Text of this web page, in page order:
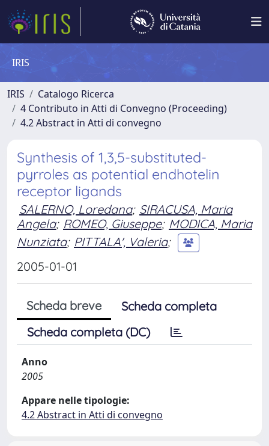
IRIS
IRIS
Catalogo Ricerca
4 Contributo in Atti di Convegno (Proceeding)
4.2 Abstract in Atti di convegno
Synthesis of 1,3,5-substituted-
pyrroles as potential endhotelin
receptor ligands
SALERNO, Loredana; SIRACUSA, Maria
Angela; ROMEO, Giuseppe; MODICA, Maria
Nunziata; PITTALA', Valeria;
2005-01-01
Scheda breve
Scheda completa
Scheda completa (DC)
Anno
2005
Appare nelle tipologie:
4.2 Abstract in Atti di convegno